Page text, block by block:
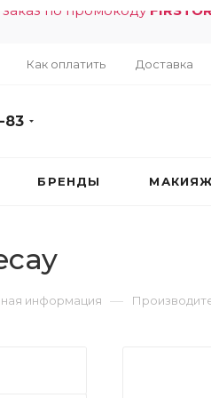
по промокоду
Как оплатить Доставка
83
БРЕНДЫ МАКИЯЖ
информация —